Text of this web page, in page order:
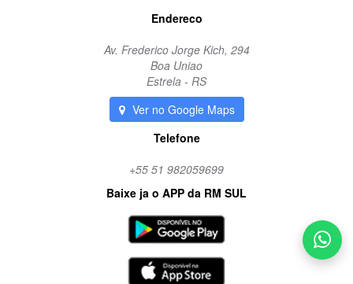
Endereco
Av. Frederico Jorge Kich, 294
Boa Uniao
Estrela - RS
Ver no Google Maps
Telefone
+55 51 982059699
Baixe ja o APP da RM SUL